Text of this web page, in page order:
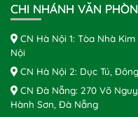
CHI NHÁNH VĂN
CN Hà Nội 1: Tòa Nhà
Nội
CN Hà Nội 2: Dục Tú,
CN Đà Nẵng: 270 Võ
Hành Sơn, Đà Nẵng